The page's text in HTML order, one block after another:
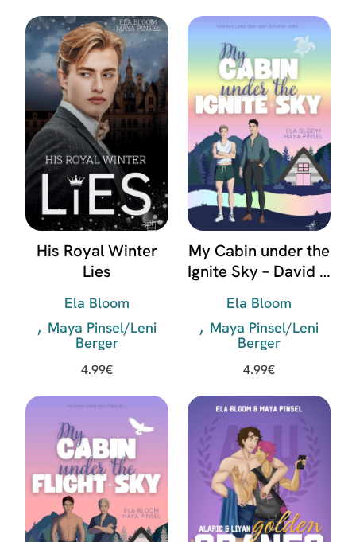
His Royal Winter
Lies
Ela Bloom
Maya Pinsel/Leni
Berger
4.99€
My Cabin under the
Ignite Sky – David &
Ela Bloom
Maya Pinsel/Leni
Berger
4.99€